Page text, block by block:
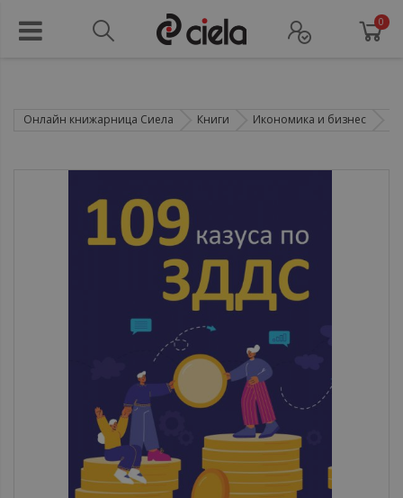
0
Онлайн книжарница Сиела Книги Икономика и бизнес